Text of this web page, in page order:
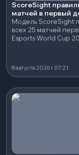
ScoreSight
матчей в первый
Модель ScoreSight
всех 25 матчей
Esports World Cup
8 августа 2026 г.07:21